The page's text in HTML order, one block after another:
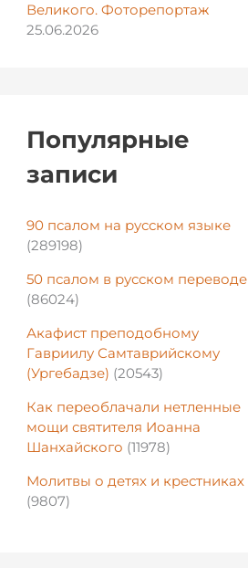
Великого. Фоторепортаж
25.06.2026
Популярные
записи
90 псалом на русском языке
(289198)
50 псалом в русском переводе
(86024)
Акафист преподобному
Гавриилу Самтаврийскому
(Ургебадзе) (20543)
Как переоблачали нетленные
мощи святителя Иоанна
Шанхайского (11978)
Молитвы о детях и крестниках
(9807)